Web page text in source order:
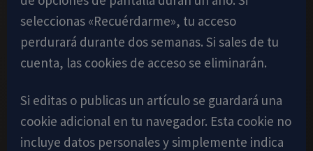
seleccionas «Recuérdarme», tu acceso
perdurará durante dos semanas. Si sales de tu
cuenta, las cookies de acceso se eliminarán.
Si editas o publicas un artículo se guardará una
cookie adicional en tu navegador. Esta cookie no
incluye datos personales y simplemente indica